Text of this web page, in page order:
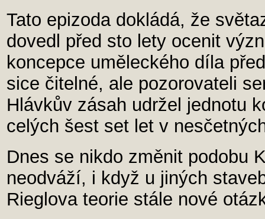
Tato epizoda dokládá, že
dovedl před sto lety ocenit
koncepce uměleckého díla
sice čitelné, ale pozorovateli
Hlávkův zásah udržel jednotu
celých šest set let v
Dnes se nikdo změnit podobu
neodváží, i když u jiných
Rieglova teorie stále nové